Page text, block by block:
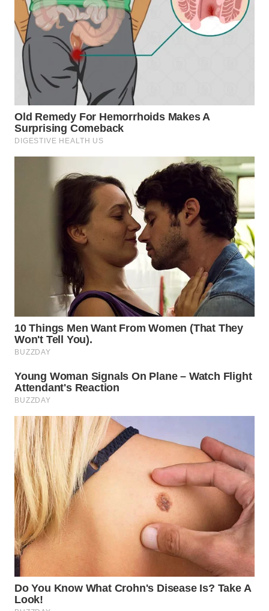
WN
LABUHANBATU
TAPANULI
TENGAH
WN DELI
SERDANG
TEBING
KARAWANG
WN
BEKASI
BOGOR
DEPOK
WN
TAPANULI
UTARA
WN
SAMOSIR
LAWAS